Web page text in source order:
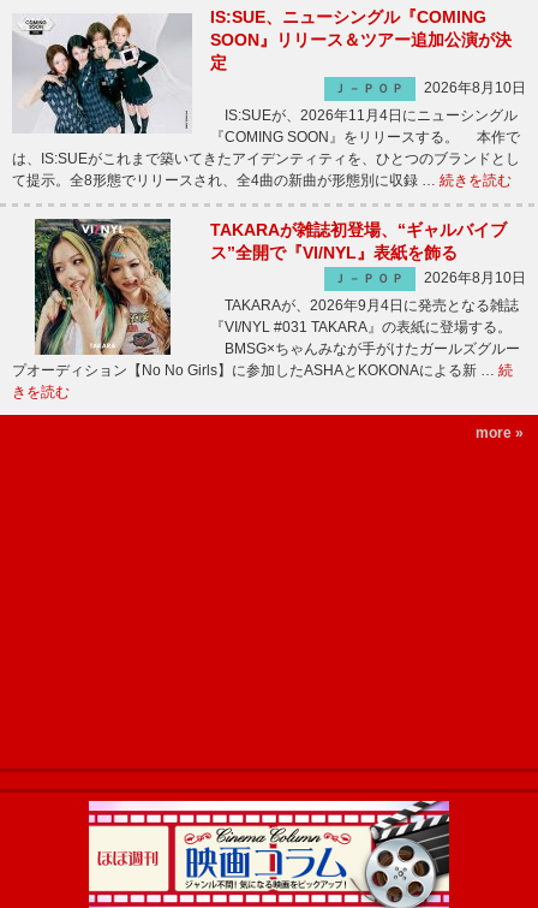
IS:SUE、ニューシングル『COMING
SOON』リリース＆ツアー追加公演が決
定
Ｊ－ＰＯＰ
2026年8月10日
IS:SUEが、2026年11月4日にニューシングル
『COMING SOON』をリリースする。 本作で
は、IS:SUEがこれまで築いてきたアイデンティティを、ひとつのブランドとし
て提示。全8形態でリリースされ、全4曲の新曲が形態別に収録 … 続きを読む
TAKARAが雑誌初登場、“ギャルバイブ
ス”全開で『VI/NYL』表紙を飾る
Ｊ－ＰＯＰ
2026年8月10日
TAKARAが、2026年9月4日に発売となる雑誌
『VI/NYL #031 TAKARA』の表紙に登場する。
BMSG×ちゃんみなが手がけたガールズグルー
プオーディション【No No Girls】に参加したASHAとKOKONAによる新 … 続
きを読む
more »